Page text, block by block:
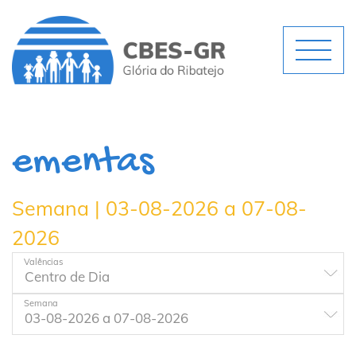
ementas
Semana | 03-08-2026 a 07-08-
2026
Valências
Semana